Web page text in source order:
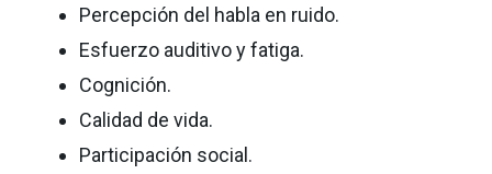
Percepción del habla en ruido.
Esfuerzo auditivo y fatiga.
Cognición.
Calidad de vida.
Participación social.